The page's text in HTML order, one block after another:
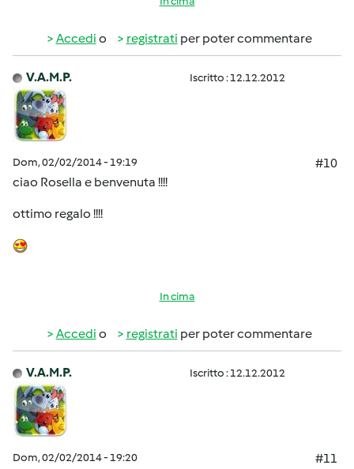
Accedi o registrati per poter commentare
V.A.M.P. Iscritto : 12.12.2012
Dom, 02/02/2014 - 19:19
#10
ciao Rosella e benvenuta !!!!
ottimo regalo !!!!
In cima
Accedi o registrati per poter commentare
V.A.M.P. Iscritto : 12.12.2012
Dom, 02/02/2014 - 19:20
#11